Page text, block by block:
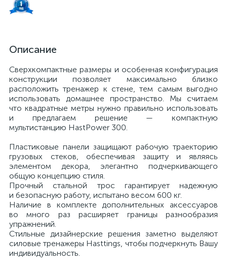
Описание
Сверхкомпактные размеры и особенная конфигурация
конструкции позволяет максимально близко
расположить тренажер к стене, тем самым выгодно
использовать домашнее пространство. Мы считаем
что квадратные метры нужно правильно использовать
и предлагаем решение — компактную
мультистанцию HastPower 300.
Пластиковые панели защищают рабочую траекторию
грузовых стеков, обеспечивая защиту и являясь
элементом декора, элегантно подчеркивающего
общую концепцию стиля.
Прочный стальной трос гарантирует надежную
и безопасную работу, испытано весом 600 кг.
Наличие в комплекте дополнительных аксессуаров
во много раз расширяет границы разнообразия
упражнений.
Стильные дизайнерские решения заметно выделяют
силовые тренажеры Hasttings, чтобы подчеркнуть Вашу
индивидуальность.